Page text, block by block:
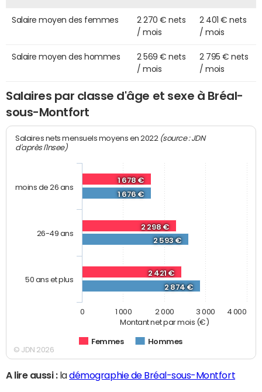
Salaire moyen des femmes
2 270 € nets
/ mois
2 401 € nets
/ mois
Salaire moyen des hommes
2 569 € nets
/ mois
2 795 € nets
/ mois
Salaires par classe d'âge et sexe à Bréal-
sous-Montfort
Montant net par mois (€)
Salaires nets mensuels moyens en 2022 (source : JDN
d'après l'Insee)
1 678 €
2 298 €
2 421 €
1 676 €
2 593 €
2 874 €
Femmes Hommes
moins de 26 ans
26-49 ans
50 ans et plus
0 1 000 2 000 3 000 4 000
© JDN 2026
A lire aussi :ladémographie de Bréal-sous-Montfort